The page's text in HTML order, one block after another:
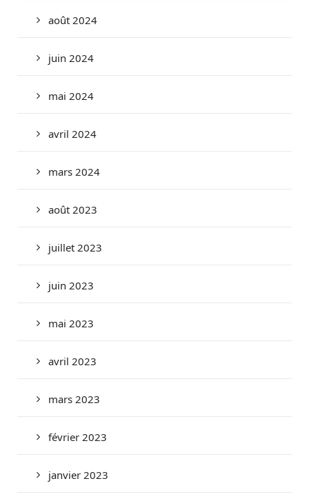
août 2024
juin 2024
mai 2024
avril 2024
mars 2024
août 2023
juillet 2023
juin 2023
mai 2023
avril 2023
mars 2023
février 2023
janvier 2023